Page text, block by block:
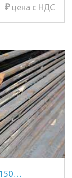
₽цена с НДС
Лист горячекатаный стальной 18х1500х6000мм. ст. 10ХСНД